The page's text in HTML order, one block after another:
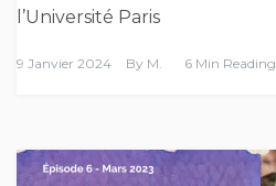
l’Université Paris
9 Janvier 2024 By M. 6 Min Reading